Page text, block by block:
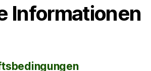
Informationen